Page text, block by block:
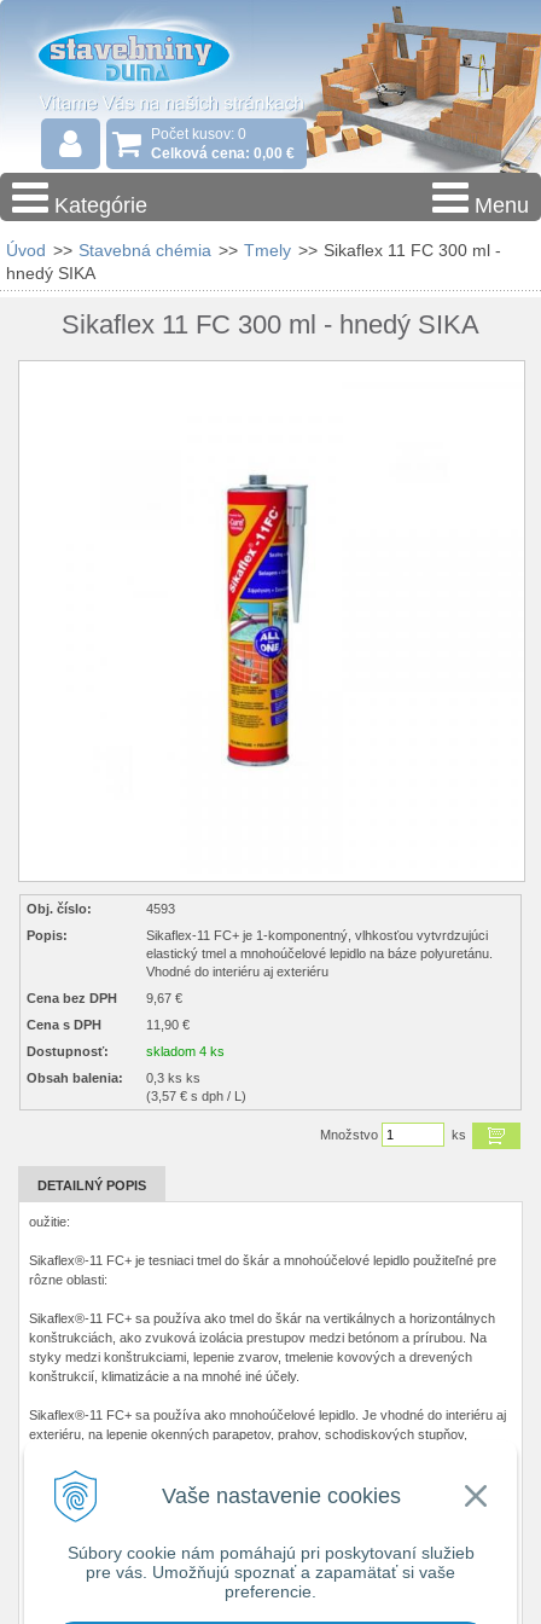
Vaše nastavenie cookies
Súbory cookie nám pomáhajú pri poskytovaní služieb
pre vás. Umožňujú spoznať a zapamätať si vaše
preferencie.
Počet kusov: 0
Celková cena: 0,00 €
Kategórie Menu
Úvod >> Stavebná chémia >> Tmely >> Sikaflex 11 FC 300 ml -
hnedý SIKA
Sikaflex 11 FC 300 ml - hnedý SIKA
Obj. číslo:
4593
Popis:
Sikaflex-11 FC+ je 1-komponentný, vlhkosťou vytvrdzujúci
elastický tmel a mnohoúčelové lepidlo na báze polyuretánu.
Vhodné do interiéru aj exteriéru
Cena bez DPH
9,67 €
Cena s DPH
11,90 €
Dostupnosť:
skladom 4 ks
Obsah balenia:
0,3 ks ks
(3,57 € s dph / L)
Množstvo ks
DETAILNÝ POPIS
oužitie:
Sikaflex®-11 FC+ je tesniaci tmel do škár a mnohoúčelové lepidlo použiteľné pre
rôzne oblasti:
Sikaflex®-11 FC+ sa používa ako tmel do škár na vertikálnych a horizontálnych
konštrukciách, ako zvuková izolácia prestupov medzi betónom a prírubou. Na
styky medzi konštrukciami, lepenie zvarov, tmelenie kovových a drevených
konštrukcií, klimatizácie a na mnohé iné účely.
Sikaflex®-11 FC+ sa používa ako mnohoúčelové lepidlo. Je vhodné do interiéru aj
exteriéru, na lepenie okenných parapetov, prahov, schodiskových stupňov,
Vlastnosti / výhody:
flexibilný a elastický